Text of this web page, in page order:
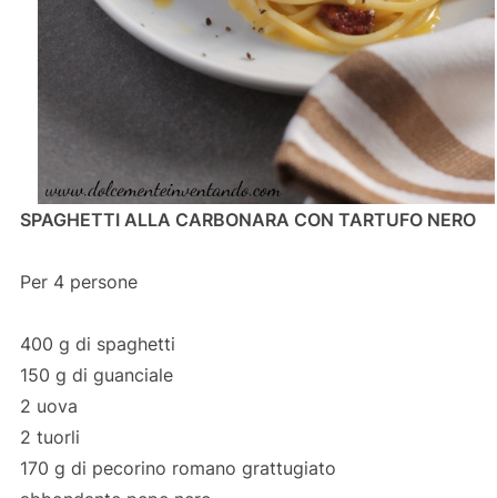
SPAGHETTI ALLA CARBONARA CON TARTUFO NERO
Per 4 persone
400 g di spaghetti
150 g di guanciale
2 uova
2 tuorli
170 g di pecorino romano grattugiato